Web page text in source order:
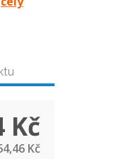
Kč
Kč